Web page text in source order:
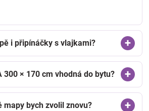
i připínáčky s vlajkami?
300 × 170 cm vhodná do bytu?
mapy bych zvolil znovu?